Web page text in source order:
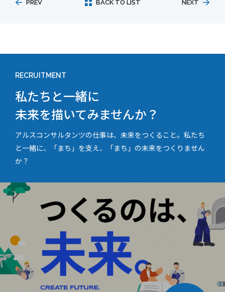
PREV BACK TO LIST NEXT
RECRUITMENT
私たちと一緒に
未来を描いてみませんか？
アルスコンサルタンツの仕事は、未来をつくること。私たち
と一緒に、「まち」を支え、「まち」の未来をつくりません
か？